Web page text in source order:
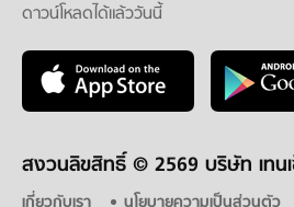
ดาวน์โหลดได้แล้ววันนี้
สงวนลิขสิทธิ์ © 2569 บริษัท เทน